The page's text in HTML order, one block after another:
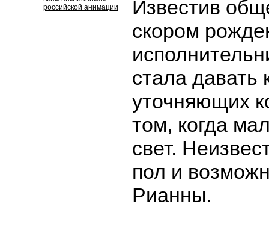
российской анимации
Известив
скором
стала давать
уточняющих
том, когда
свет.
пол и
Рианны.